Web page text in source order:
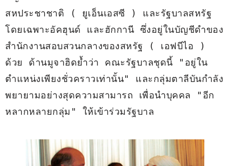
สหประชาชาติ ( ยูเอ็นเอสซี ) และรัฐบาลสหรัฐ
โดยเฉพาะอัคฮุนด์ และฮักกานี ซึ่งอยู่ในบัญชีดำของ
สำนักงานสอบสวนกลางของสหรัฐ ( เอฟบีไอ )
ด้วย ด้านมูจาฮิดย้ำว่า คณะรัฐบาลชุดนี้ "อยู่ใน
ตำแหน่งเพียงชั่วคราวเท่านั้น" และกลุ่มตาลีบันกำลัง
พยายามอย่างสุดความสามารถ เพื่อนำบุคคล "อีก
หลากหลายกลุ่ม" ให้เข้าร่วมรัฐบาล